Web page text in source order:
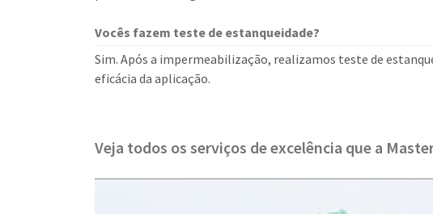
Vocês fazem teste de estanqueidade?
Sim. Após a impermeabilização, realizamos teste de
eficácia da aplicação.
Veja todos os serviços de excelência que a